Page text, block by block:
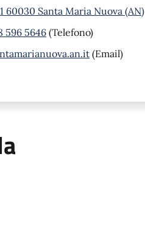
60030 Santa Maria Nuova (AN)
596 5646(Telefono)
(Email)